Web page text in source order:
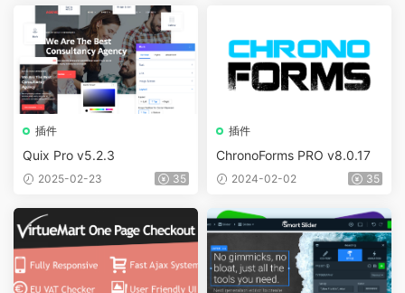
插件
Quix Pro v5.2.3
2025-02-23 35
插件
ChronoForms PRO v8.0.17
2024-02-02 35